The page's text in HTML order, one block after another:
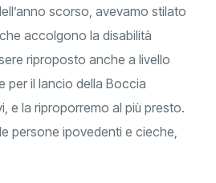
scorso, avevamo stilato
accolgono la disabilità
riproposto anche a livello
per il lancio della Boccia
e la riproporremo al più presto.
persone ipovedenti e cieche,